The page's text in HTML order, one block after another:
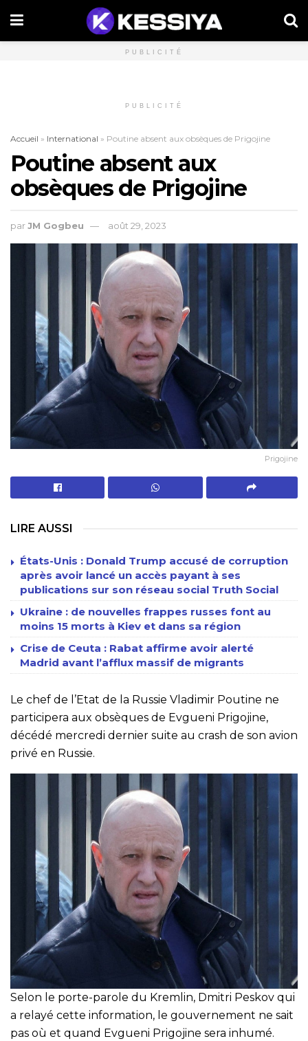
PUBLICITÉ
PUBLICITÉ
Accueil » International » Poutine absent aux obsèques de Prigojine
Poutine absent aux
obsèques de Prigojine
parJM Gogbeu août 29, 2023
Prigojine
LIRE AUSSI
États-Unis : Donald Trump accusé de corruption
après avoir lancé un accès payant à ses
publications sur son réseau social Truth Social
Ukraine : de nouvelles frappes russes font au
moins 15 morts à Kiev et dans sa région
Crise de Ceuta : Rabat affirme avoir alerté
Madrid avant l’afflux massif de migrants
Le chef de l’Etat de la Russie Vladimir Poutine ne
participera aux obsèques de Evgueni Prigojine,
décédé mercredi dernier suite au crash de son avion
privé en Russie.
Selon le porte-parole du Kremlin, Dmitri Peskov qui
a relayé cette information, le gouvernement ne sait
pas où et quand Evgueni Prigojine sera inhumé.